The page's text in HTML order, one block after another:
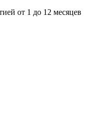
от 1 до 12 месяцев